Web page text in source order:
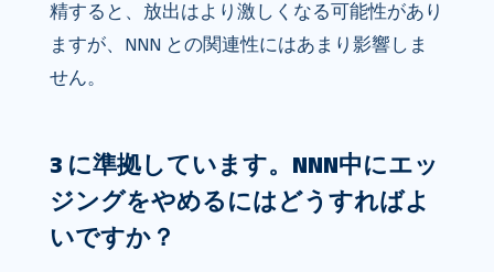
精すると、放出はより激しくなる可能性があり
ますが、NNN との関連性にはあまり影響しま
せん。
3 に準拠しています。NNN中にエッ
ジングをやめるにはどうすればよ
いですか？